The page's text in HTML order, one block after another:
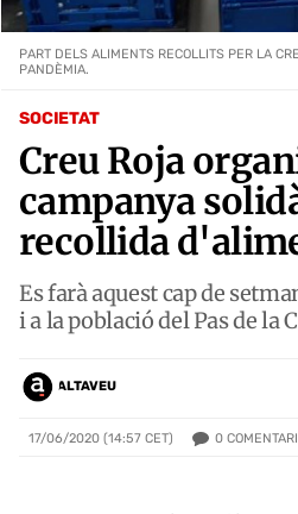
SOCIETAT
Creu Roja
campanya
recollida
Es farà aquest cap de
i a la població del Pas de la
ALTAVEU
17/06/2020 (14:57 CET) 0
PART DELS ALIMENTS RECOLLITS PER LA
PANDÈMIA.